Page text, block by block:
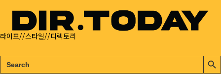
라이프//스타일//디렉토리
검
색:
검
색